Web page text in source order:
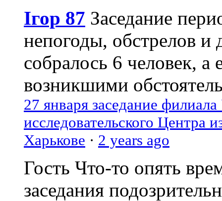
Ігор 87 Заседание
непогоды, обстрелов и
собралось 6 человек, а
возникшими
27 января заседание
исследовательского Центра
Харькове · 2 years ago
Гость Что-то опять
заседания